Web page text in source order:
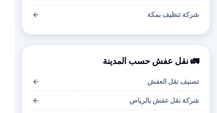
شركة تنظيف بمكة ←
🚛 نقل عفش حسب المدينة
تصنيف نقل العفش ←
شركة نقل عفش بالرياض ←